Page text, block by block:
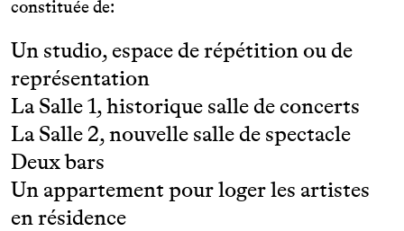
constituée de:
Un studio, espace de répétition ou de
représentation
La Salle 1, historique salle de concerts
La Salle 2, nouvelle salle de spectacle
Deux bars
Un appartement pour loger les artistes
en résidence